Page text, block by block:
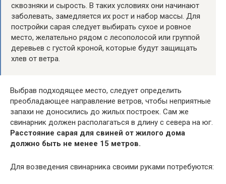
сквозняки и сырость. В таких условиях они начинают
заболевать, замедляется их рост и набор массы. Для
постройки сарая следует выбирать сухое и ровное
место, желательно рядом с лесополосой или группой
деревьев с густой кроной, которые будут защищать
хлев от ветра.
Выбрав подходящее место, следует определить
преобладающее направление ветров, чтобы неприятные
запахи не доносились до жилых построек. Сам же
свинарник должен располагаться в длину с севера на юг.
Расстояние сарая для свиней от жилого дома
должно быть не менее 15 метров.
Для возведения свинарника своими руками потребуются: